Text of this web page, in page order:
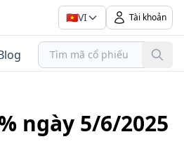
🇻🇳VI Tài khoản
ngày 5/6/2025